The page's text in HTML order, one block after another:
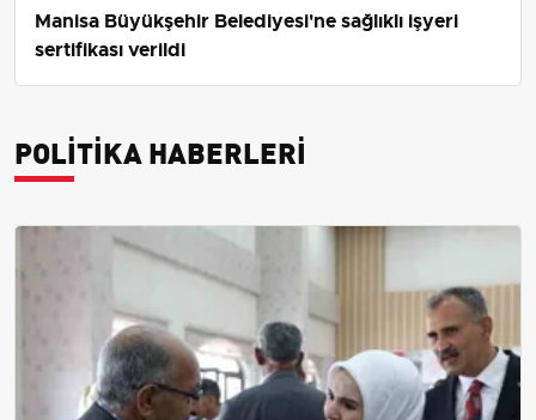
Manisa Büyükşehir Belediyesi'ne sağlıklı işyeri
sertifikası verildi
POLITIKA HABERLERI